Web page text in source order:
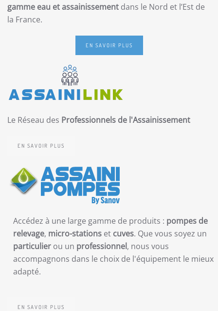
gamme eau et assainissement dans le Nord et l’Est de
la France.
EN SAVOIR PLUS
Le Réseau des Professionnels de l'Assainissement
EN SAVOIR PLUS
Accédez à une large gamme de produits : pompes de
relevage, micro-stations et cuves. Que vous soyez un
particulier ou un professionnel, nous vous
accompagnons dans le choix de l'équipement le mieux
adapté.
EN SAVOIR PLUS